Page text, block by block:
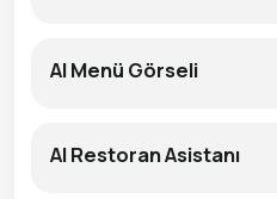
AI Menü Görseli
AI Restoran Asistanı